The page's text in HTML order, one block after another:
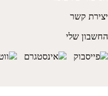
יצירת קשר
החשבון שלי